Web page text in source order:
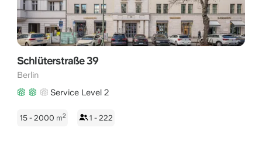
Schlüterstraße 39
Berlin
Service Level 2
15 - 2000 m2 1 - 222